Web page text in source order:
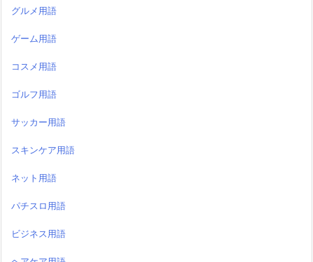
グルメ用語
ゲーム用語
コスメ用語
ゴルフ用語
サッカー用語
スキンケア用語
ネット用語
パチスロ用語
ビジネス用語